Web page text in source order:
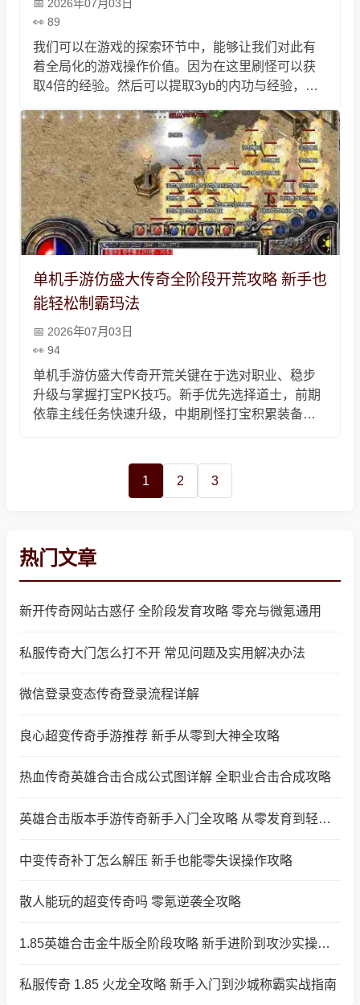
2026年07月03日
89
我们可以在游戏的探索环节中，能够让我们对此有
着全局化的游戏操作价值。因为在这里刷怪可以获
取4倍的经验。然后可以提取3yb的内功与经验，接
功，可以在此环节中获取相关的内功经验值。
单机手游仿盛大传奇全阶段开荒攻略 新手也
能轻松制霸玛法
2026年07月03日
94
单机手游仿盛大传奇开荒关键在于选对职业、稳步
升级与掌握打宝PK技巧。新手优先选择道士，前期
依靠主线任务快速升级，中期刷怪打宝积累装备与
1 2 3
热门文章
新开传奇网站古惑仔 全阶段发育攻略 零充与微氪通用
私服传奇大门怎么打不开 常见问题及实用解决办法
微信登录变态传奇登录流程详解
良心超变传奇手游推荐 新手从零到大神全攻略
热血传奇英雄合击合成公式图详解 全职业合击合成攻略
英雄合击版本手游传奇新手入门全攻略 从零发育到轻松称霸
中变传奇补丁怎么解压 新手也能零失误操作攻略
散人能玩的超变传奇吗 零氪逆袭全攻略
1.85英雄合击金牛版全阶段攻略 新手进阶到攻沙实操指南
私服传奇 1.85 火龙全攻略 新手入门到沙城称霸实战指南